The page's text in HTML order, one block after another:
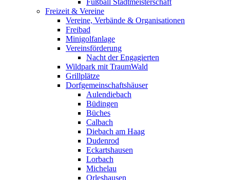
Fußball Stadtmeisterschaft
Freizeit & Vereine
Vereine, Verbände & Organisationen
Freibad
Minigolfanlage
Vereinsförderung
Nacht der Engagierten
Wildpark mit TraumWald
Grillplätze
Dorfgemeinschaftshäuser
Aulendiebach
Büdingen
Büches
Calbach
Diebach am Haag
Dudenrod
Eckartshausen
Lorbach
Michelau
Orleshausen